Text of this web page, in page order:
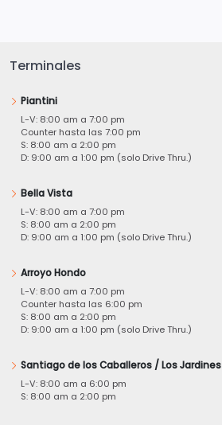
Terminales
Piantini
L-V: 8:00 am a 7:00 pm
Counter hasta las 7:00 pm
S: 8:00 am a 2:00 pm
D: 9:00 am a 1:00 pm (solo Drive Thru.)
Bella Vista
L-V: 8:00 am a 7:00 pm
S: 8:00 am a 2:00 pm
D: 9:00 am a 1:00 pm (solo Drive Thru.)
Arroyo Hondo
L-V: 8:00 am a 7:00 pm
Counter hasta las 6:00 pm
S: 8:00 am a 2:00 pm
D: 9:00 am a 1:00 pm (solo Drive Thru.)
Santiago de los Caballeros / Los Jardines
L-V: 8:00 am a 6:00 pm
S: 8:00 am a 2:00 pm